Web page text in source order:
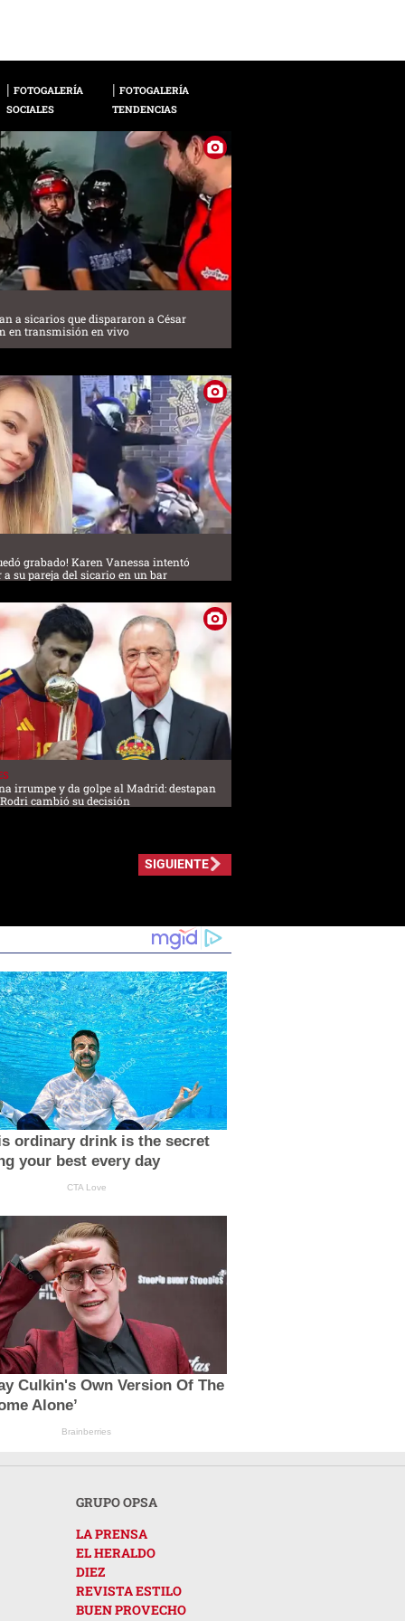
FOTOGALERÍA
SOCIALES
FOTOGALERÍA
TENDENCIAS
a sicarios que dispararon a César
en transmisión en vivo
grabado! Karen Vanessa intentó
a su pareja del sicario en un bar
irrumpe y da golpe al Madrid: destapan
cambió su decisión
SIGUIENTE
ordinary drink is the secret
your best every day
CTA Love
Culkin's Own Version Of The
Alone’
Brainberries
GRUPO OPSA
LA PRENSA
EL HERALDO
DIEZ
REVISTA ESTILO
BUEN PROVECHO